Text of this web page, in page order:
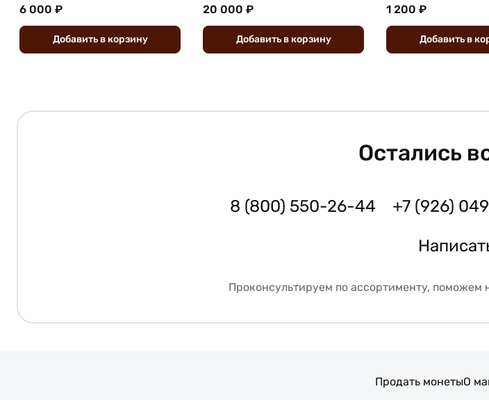
6 000 ₽
Добавить вкорзину
20 000 ₽
Добавить вкорзину
1 200 ₽
Добавить в
Остались
8 (800) 550-26-44 +7 (926)
Проконсультируем по ассортименту,
Продать монетыО